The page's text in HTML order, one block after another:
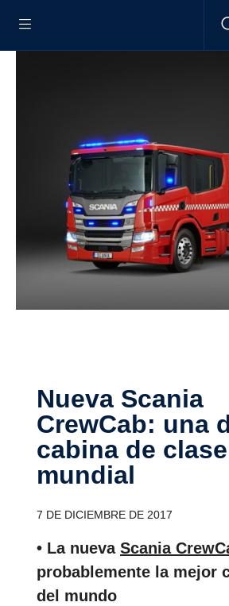
Nueva Scania
CrewCab: una
cabina de clase
mundial
7 DE DICIEMBRE DE 2017
• La nueva Scania
probablemente la mejor
del mundo